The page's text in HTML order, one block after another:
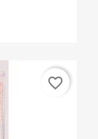
favorite_border